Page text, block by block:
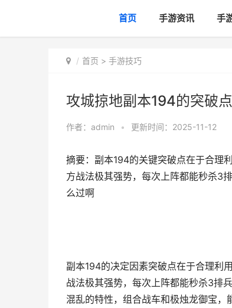
首页 手游资讯 手
首页 > 手游技巧
攻城掠地副本194的突破
作者： admin • 更新时间：2025-11-12
摘要：副本194的关键突破点在于合理
方战法极其强势，每次上阵都能秒杀3
么过啊
副本194的决定因素突破点在于合理利
战法极其强势，每次上阵都能秒杀3排
混乱的特性，组合战车和极烛龙御宝